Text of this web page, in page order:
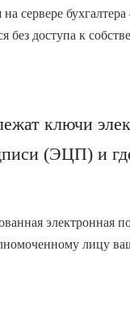
на сервере
без доступа к
ключи
(ЭЦП) и
электронная
лицу